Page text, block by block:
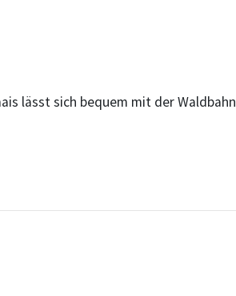
lässt sich bequem mit der Waldbahn